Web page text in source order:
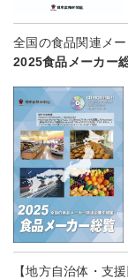
全国の食品関連メ
2025食品メーカー
【地方自治体・支